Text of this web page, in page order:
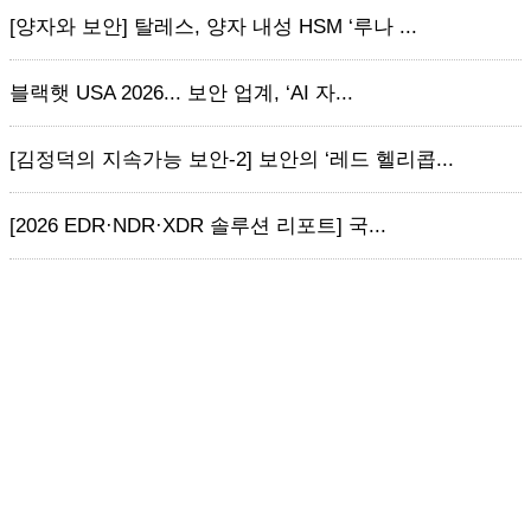
[양자와 보안] 탈레스, 양자 내성 HSM ‘루나 ...
블랙햇 USA 2026... 보안 업계, ‘AI 자...
[김정덕의 지속가능 보안-2] 보안의 ‘레드 헬리콥...
[2026 EDR·NDR·XDR 솔루션 리포트] 국...